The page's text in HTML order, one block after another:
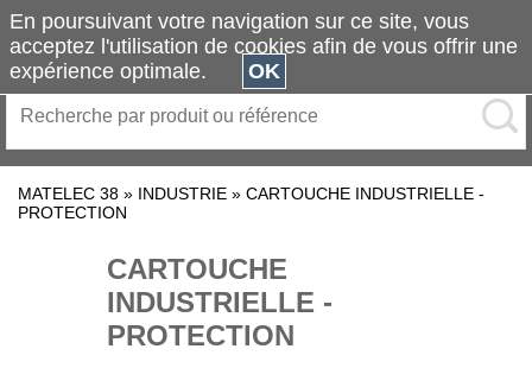
MATELEC 38 » INDUSTRIE » CARTOUCHE INDUSTRIELLE -
PROTECTION
CARTOUCHE
INDUSTRIELLE -
PROTECTION
En poursuivant votre navigation sur ce site, vous
acceptez l'utilisation de cookies afin de vous offrir une
expérience optimale.
OK